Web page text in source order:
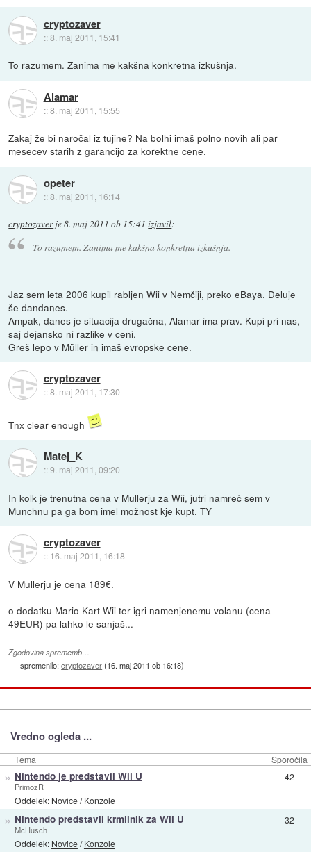
cryptozaver
::8. maj 2011, 15:41
To razumem. Zanima me kakšna konkretna izkušnja.
Alamar
::8. maj 2011, 15:55
Zakaj že bi naročal iz tujine? Na bolhi imaš polno novih ali par
mesecev starih z garancijo za korektne cene.
opeter
::8. maj 2011, 16:14
cryptozaverje8. maj 2011 ob 15:41 izjavil:
To razumem. Zanima me kakšna konkretna izkušnja.
Jaz sem leta 2006 kupil rabljen Wii v Nemčiji, preko eBaya. Deluje
še dandanes.
Ampak, danes je situacija drugačna, Alamar ima prav. Kupi pri nas,
saj dejansko ni razlike v ceni.
Greš lepo v Müller in imaš evropske cene.
cryptozaver
::8. maj 2011, 17:30
Tnx clear enough
Matej_K
::9. maj 2011, 09:20
In kolk je trenutna cena v Mullerju za Wii, jutri namreč sem v
Munchnu pa ga bom imel možnost kje kupt. TY
cryptozaver
:: 16. maj 2011, 16:18
V Mullerju je cena 189€.
o dodatku Mario Kart Wii ter igri namenjenemu volanu (cena
49EUR) pa lahko le sanjaš...
Zgodovina sprememb…
spremenilo:cryptozaver(16. maj 2011 ob 16:18)
Vredno ogleda ...
Tema Sporočila
» Nintendo je predstavil Wii U
PrimozR
Oddelek: Novice/Konzole
42
» Nintendo predstavil krmilnik za Wii U
McHusch
Oddelek: Novice/Konzole
32